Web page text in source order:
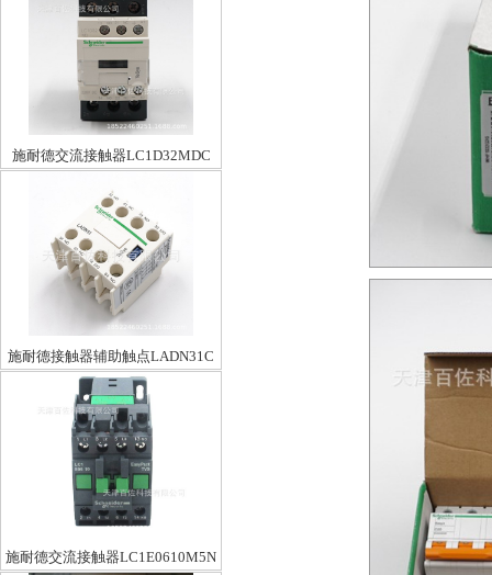
施耐德交流接触器LC1D32MDC
施耐德接触器辅助触点LADN31C
施耐德交流接触器LC1E0610M5N